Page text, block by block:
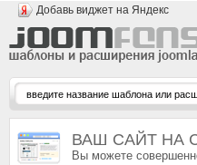
Добавь виджет на Яндекс
ВАШ САЙТ НА
Вы можете